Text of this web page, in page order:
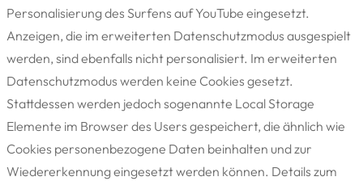
Personalisierung des Surfens auf YouTube eingesetzt.
Anzeigen, die im erweiterten Datenschutzmodus ausgespielt
werden, sind ebenfalls nicht personalisiert. Im erweiterten
Datenschutzmodus werden keine Cookies gesetzt.
Stattdessen werden jedoch sogenannte Local Storage
Elemente im Browser des Users gespeichert, die ähnlich wie
Cookies personenbezogene Daten beinhalten und zur
Wiedererkennung eingesetzt werden können. Details zum